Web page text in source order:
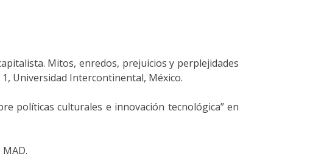
Mitos, enredos, prejuicios y perplejidades
Universidad Intercontinental, México.
políticas culturales e innovación tecnológica” en
MAD.